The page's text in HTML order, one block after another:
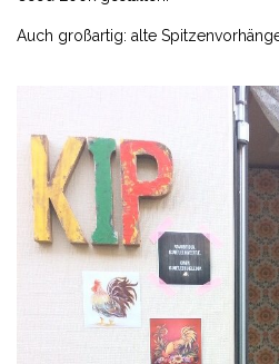
Auch großartig: alte